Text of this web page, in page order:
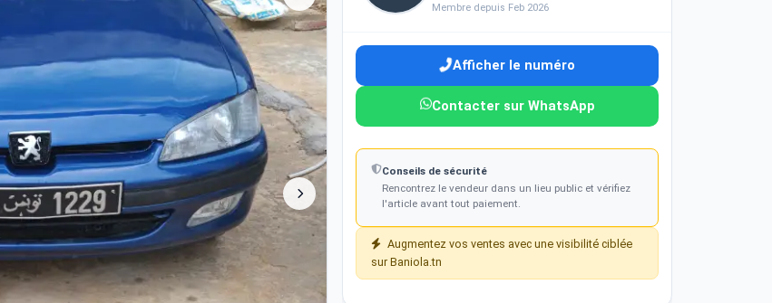
Membre depuis Feb 2026
Afficher le numéro
Contacter sur WhatsApp
Conseils de sécurité
Rencontrez le vendeur dans un lieu public et vérifiez
l'article avant tout paiement.
Augmentez vos ventes avec une visibilité ciblée
sur Baniola.tn